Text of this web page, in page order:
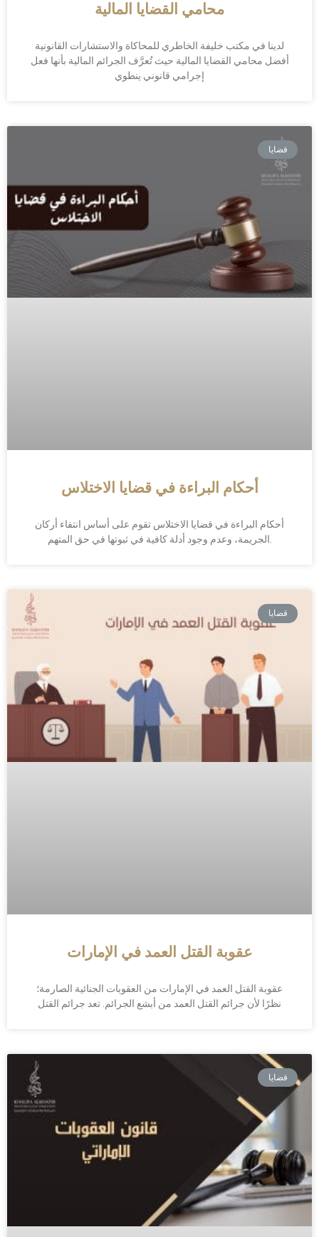
محامي القضايا المالية
لدينا في مكتب خليفة الخاطري للمحاكاة والاستشارات القانونية
أفضل محامي القضايا المالية حيث تُعرَّف الجرائم المالية بأنها فعل
إجرامي قانوني ينطوي
قضايا
أحكام البراءة في قضايا الاختلاس
أحكام البراءة في قضايا الاختلاس تقوم على أساس انتفاء أركان
الجريمة، وعدم وجود أدلة كافية في ثبوتها في حق المتهم.
قضايا
عقوبة القتل العمد في الإمارات
عقوبة القتل العمد في الإمارات من العقوبات الجنائية الصارمة؛
نظرًا لأن جرائم القتل العمد من أبشع الجرائم. تعد جرائم القتل
قضايا